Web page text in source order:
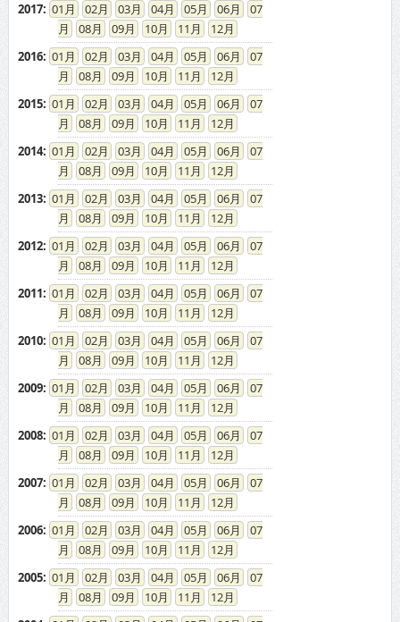
2017: 01 02 03 04 05 06
07
08
09 10 11
12
2016: 01 02 03 04 05 06
07
08
09 10 11
12
2015: 01 02 03 04 05 06
07
08
09 10 11
12
2014: 01 02 03 04 05 06
07
08
09 10 11
12
2013: 01 02 03 04 05 06
07
08
09 10 11
12
2012: 01 02 03 04 05 06
07
08
09 10 11
12
2011: 01 02 03 04 05 06
07
08
09 10 11
12
2010: 01 02 03 04 05 06
07
08
09 10 11
12
2009: 01 02 03 04 05 06
07
08
09 10 11
12
2008: 01 02 03 04 05 06
07
08
09 10 11
12
2007: 01 02 03 04 05 06
07
08
09 10 11
12
2006: 01 02 03 04 05 06
07
08
09 10 11
12
2005: 01 02 03 04 05 06
07
08
09 10 11
12